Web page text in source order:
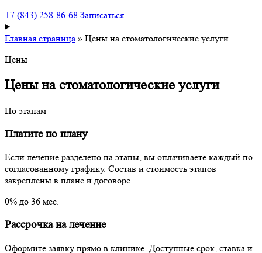
+7 (843) 258-86-68 Записаться
Главная страница » Цены на стоматологические услуги
Цены
Цены на стоматологические услуги
По этапам
Платите по плану
Если лечение разделено на этапы, вы оплачиваете каждый по
согласованному графику. Состав и стоимость этапов
закреплены в плане и договоре.
0% до 36 мес.
Рассрочка на лечение
Оформите заявку прямо в клинике. Доступные срок, ставка и